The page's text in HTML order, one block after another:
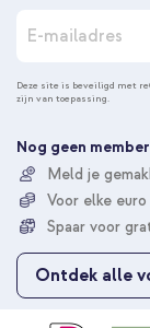
n
n
e
u
o
p
z
Deze site is beveiligd met
zijn van toepassing.
Nog geen
Meld je
Voor elke
Spaar voor
Ontdek alle